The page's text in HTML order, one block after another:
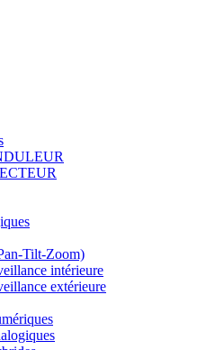
Tilt-Zoom)
intérieure
extérieure